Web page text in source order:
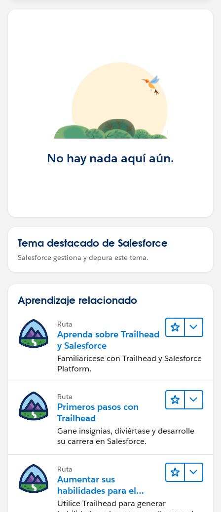
No hay nada aquí aún.
Tema destacado de Salesforce
Salesforce gestiona y depura este tema.
Aprendizaje relacionado
Ruta
Aprenda sobre Trailhead
y Salesforce
Familiarícese con Trailhead y Salesforce
Platform.
Ruta
Primeros pasos con
Trailhead
Gane insignias, diviértase y desarrolle
su carrera en Salesforce.
Ruta
Aumentar sus
habilidades para el
futuro con Trailhead
Utilice Trailhead para generar